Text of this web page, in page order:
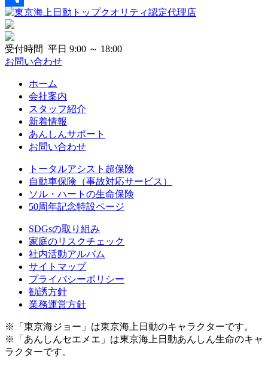
共
有
受付時間 平日 9:00 ～ 18:00
お問い合わせ
ホーム
会社案内
スタッフ紹介
新着情報
あんしんサポート
お問い合わせ
トータルアシスト超保険
自動車保険（事故対応サービス）
ソル・ハートの生命保険
50周年記念特設ページ
SDGsの取り組み
家庭のリスクチェック
社内活動アルバム
サイトマップ
プライバシーポリシー
勧誘方針
業務運営方針
※「東京海ジョー」は東京海上日動のキャラクターです。
※「あんしんセエメエ」は東京海上日動あんしん生命のキャ
ラクターです。